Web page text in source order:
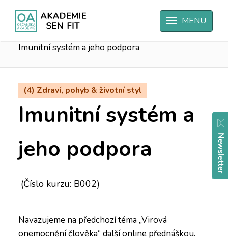
MENU
Úvodní strana
(4) Zdraví, pohyb & životní styl
Imunitní systém a jeho podpora
(4) Zdraví, pohyb & životní styl
Imunitní systém a
jeho podpora
(Číslo kurzu: B002)
Navazujeme na předchozí téma „Virová
onemocnění člověka“ další online přednáškou.